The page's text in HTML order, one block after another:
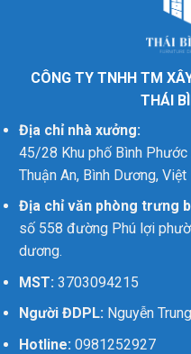
CÔNG TY TNHH TM
THÁI
Địa chỉ nhà xưởng:
45/28 Khu phố Bình Phước
Thuận An, Bình Dương, Việt
Địa chỉ văn phòng trưng
số 558 đường Phú lợi
dương.
MST: 3703094215
Người ĐDPL:Nguyễn
Hotline:0981252927